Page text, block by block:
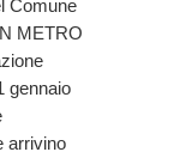
Comune
METRO
gennaio
arrivino